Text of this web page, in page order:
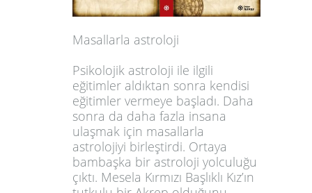
Masallarla astroloji
Psikolojik astroloji ile ilgili
eğitimler aldıktan sonra kendisi
eğitimler vermeye başladı. Daha
sonra da daha fazla insana
ulaşmak için masallarla
astrolojiyi birleştirdi. Ortaya
bambaşka bir astroloji yolculuğu
çıktı. Mesela Kırmızı Başlıklı Kız’ın